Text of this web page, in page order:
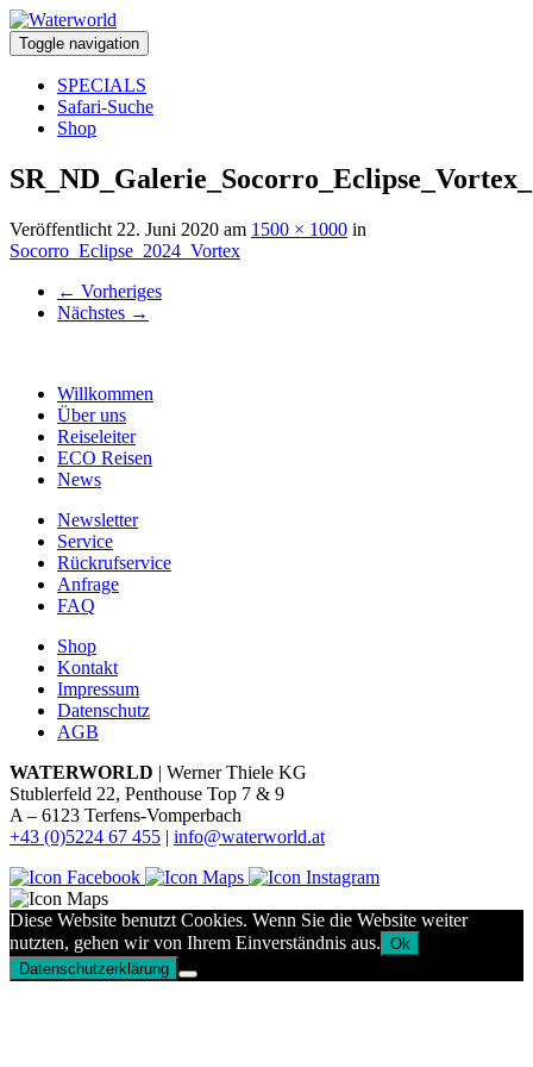
Toggle navigation
SPECIALS
Safari-Suche
Shop
Veröffentlicht 22. Juni 2020 am 1500 × 1000 in
Socorro_Eclipse_2024_Vortex
← Vorheriges
Nächstes →
Willkommen
Über uns
Reiseleiter
ECO Reisen
News
Newsletter
Service
Rückrufservice
Anfrage
FAQ
Shop
Kontakt
Impressum
Datenschutz
AGB
WATERWORLD | Werner Thiele KG
Stublerfeld 22, Penthouse Top 7 & 9
A – 6123 Terfens-Vomperbach
+43 (0)5224 67 455 | info@waterworld.at
Diese Website benutzt Cookies. Wenn Sie die Website weiter
nutzten, gehen wir von Ihrem Einverständnis aus. Ok
Datenschutzerklärung